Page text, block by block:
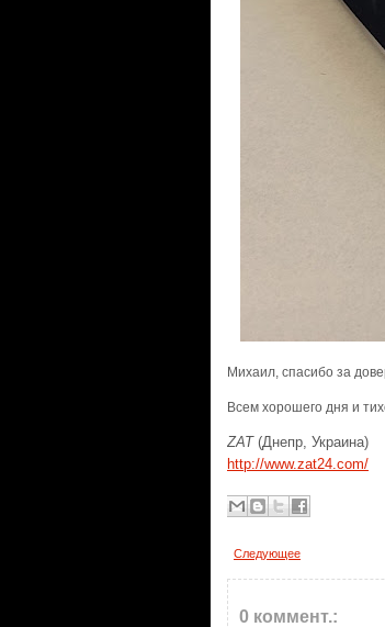
Михаил, спасибо за
Всем хорошего дня и
ZAT (Днепр, Украина)
http://www.zat24.com/
Следующее
0 коммент.: